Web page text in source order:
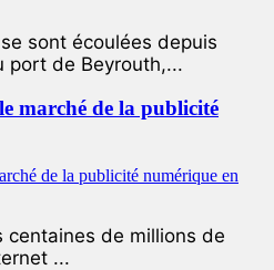
sont écoulées depuis
port de Beyrouth,...
marché de la publicité
centaines de millions de
...